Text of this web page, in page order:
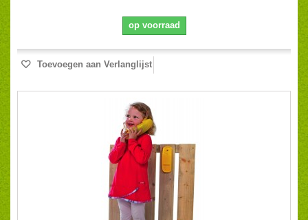
op voorraad
Toevoegen aan Verlanglijst